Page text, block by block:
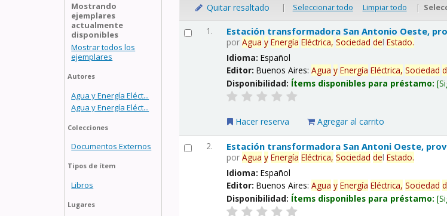
Mostrando
ejemplares
actualmente
disponibles
Mostrar todos los
ejemplares
Autores
Agua y Energía Eléct...
Agua y Energía Eléct...
Colecciones
Documentos Externos
Tipos de ítem
Libros
Lugares
Quitar resaltado | Seleccionar todo Limpiar todo |
1. Estación transformadora San Antonio Oeste,
porAgua y Energía Eléctrica, Sociedad delEstado.
Idioma:Español
Editor:Buenos Aires:Agua y Energía Eléctrica, Sociedad
Disponibilidad: Ítems disponibles para préstamo:
Hacer reserva Agregar al carrito
2. Estación transformadora San Antoni Oeste,
porAgua y Energía Eléctrica, Sociedad delEstado.
Idioma:Español
Editor:Buenos Aires:Agua y Energía Eléctrica, Sociedad
Disponibilidad: Ítems disponibles para préstamo: